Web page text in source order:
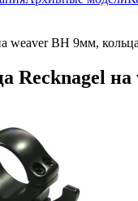
weaver BH 9мм,
Recknagel